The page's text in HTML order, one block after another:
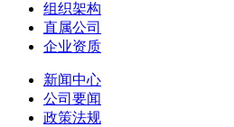
组织架构
直属公司
企业资质
新闻中心
公司要闻
政策法规